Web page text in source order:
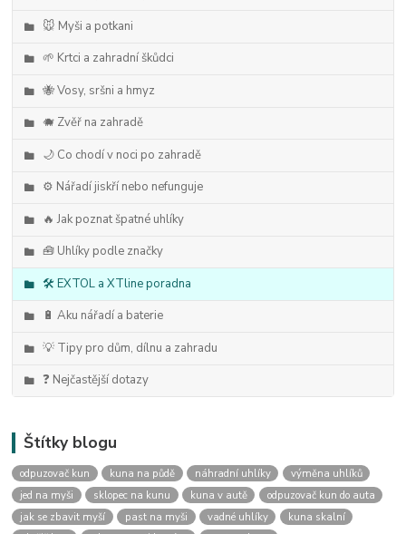
🐭 Myši a potkani
🌱 Krtci a zahradní škůdci
🐝 Vosy, sršni a hmyz
🐗 Zvěř na zahradě
🌙 Co chodí v noci po zahradě
⚙️ Nářadí jiskří nebo nefunguje
🔥 Jak poznat špatné uhlíky
🧰 Uhlíky podle značky
🛠️ EXTOL a XTline poradna
🔋 Aku nářadí a baterie
💡 Tipy pro dům, dílnu a zahradu
❓ Nejčastější dotazy
Štítky blogu
odpuzovač kun kuna na půdě náhradní uhlíky
výměna uhlíků
jed na myši
sklopec na kunu kuna v autě
odpuzovač kun do auta
jak se zbavit myší
past na myši vadné uhlíky
kuna skalní